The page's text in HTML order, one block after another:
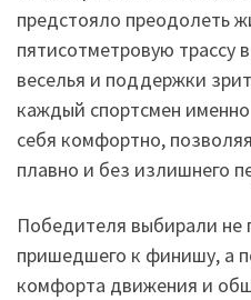
предстояло преодолеть
пятисотметровую трассу
веселья и поддержки
каждый спортсмен
себя комфортно,
плавно и без излишнего
Победителя выбирали не
пришедшего к финишу, а
комфорта движения и